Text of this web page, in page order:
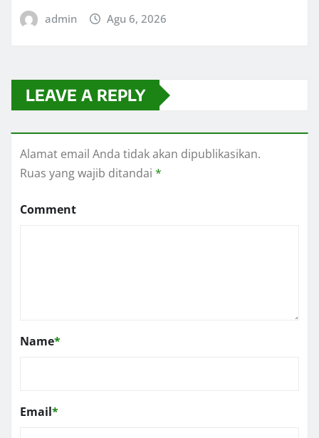
admin Agu 6, 2026
LEAVE A REPLY
Alamat email Anda tidak akan dipublikasikan.
Ruas yang wajib ditandai *
Comment
Name*
Email*